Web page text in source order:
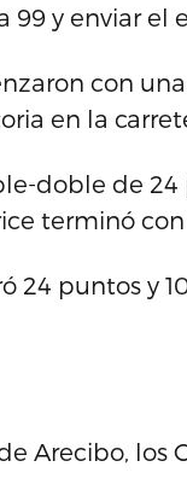
y enviar el
con
en la
doble de 24
terminó con
24 puntos y
Arecibo, los